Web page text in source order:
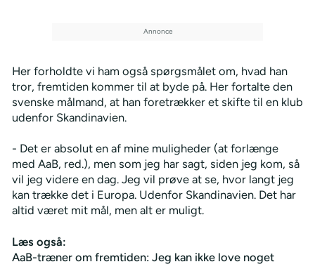
Her forholdte vi ham også spørgsmålet om, hvad han
tror, fremtiden kommer til at byde på. Her fortalte den
svenske målmand, at han foretrækker et skifte til en klub
udenfor Skandinavien.
- Det er absolut en af mine muligheder (at forlænge
med AaB, red.), men som jeg har sagt, siden jeg kom, så
vil jeg videre en dag. Jeg vil prøve at se, hvor langt jeg
kan trække det i Europa. Udenfor Skandinavien. Det har
altid været mit mål, men alt er muligt.
Læs også:
AaB-træner om fremtiden: Jeg kan ikke love noget